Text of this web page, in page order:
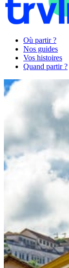
Où partir ?
Nos guides
Vos histoires
Quand partir ?